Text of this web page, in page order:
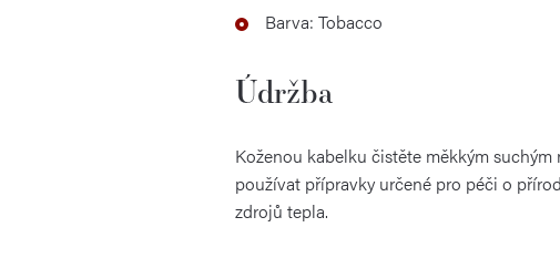
Barva: Tobacco
Údržba
Koženou kabelku čistěte měkkým
používat přípravky určené pro péči o
zdrojů tepla.